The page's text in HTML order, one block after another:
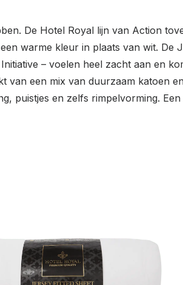
De Hotel Royal lijn van Action
warme kleur in plaats van wit. De
– voelen heel zacht aan en
een mix van duurzaam katoen
puistjes en zelfs rimpelvorming.